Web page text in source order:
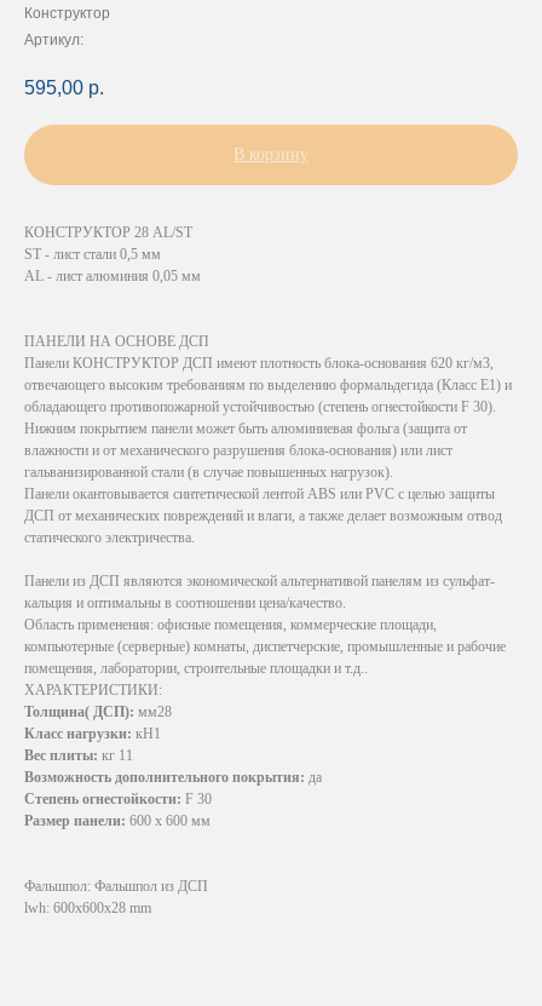
Конструктор
Артикул:
595,00 р.
В корзину
КОНСТРУКТОР 28 AL/ST
ST - лист стали 0,5 мм
AL - лист алюминия 0,05 мм
ПАНЕЛИ НА ОСНОВЕ ДСП
Панели КОНСТРУКТОР ДСП имеют плотность блока-основания 620 кг/м3,
отвечающего высоким требованиям по выделению формальдегида (Класс Е1) и
обладающего противопожарной устойчивостью (степень огнестойкости F 30).
Нижним покрытием панели может быть алюминиевая фольга (защита от
влажности и от механического разрушения блока-основания) или лист
гальванизированной стали (в случае повышенных нагрузок).
Панели окантовывается синтетической лентой ABS или PVC с целью защиты
ДСП от механических повреждений и влаги, а также делает возможным отвод
статического электричества.
Панели из ДСП являются экономической альтернативой панелям из сульфат-
кальция и оптимальны в соотношении цена/качество.
Область применения: офисные помещения, коммерческие площади,
компьютерные (серверные) комнаты, диспетчерские, промышленные и рабочие
помещения, лаборатории, строительные площадки и т.д..
ХАРАКТЕРИСТИКИ:
Толщина( ДСП): мм28
Класс нагрузки: кН1
Вес плиты: кг 11
Возможность дополнительного покрытия: да
Степень огнестойкости: F 30
Размер панели: 600 х 600 мм
Фальшпол: Фальшпол из ДСП
lwh: 600x600x28 mm